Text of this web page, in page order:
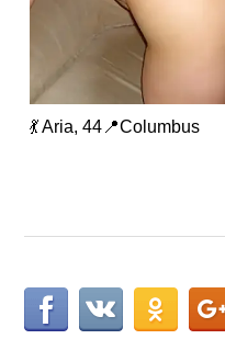
💃 Aria, 44📍Columbus